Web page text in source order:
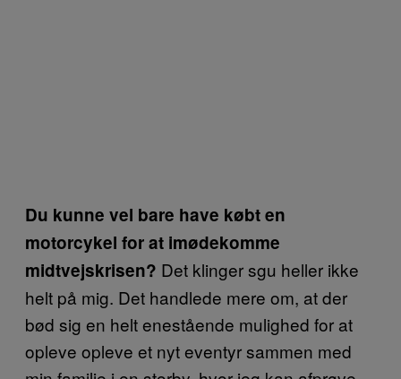
Du kunne vel bare have købt en
motorcykel for at imødekomme
midtvejskrisen? Det klinger sgu heller ikke
helt på mig. Det handlede mere om, at der
bød sig en helt enestående mulighed for at
opleve opleve et nyt eventyr sammen med